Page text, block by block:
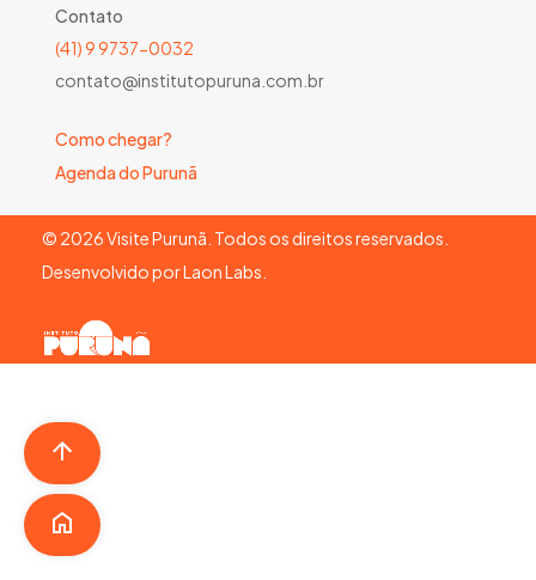
Contato
(41) 9 9737-0032
contato@institutopuruna.com.br
Como chegar?
Agenda do Purunã
© 2026Visite Purunã. Todos os direitos reservados.
Desenvolvido porLaon Labs